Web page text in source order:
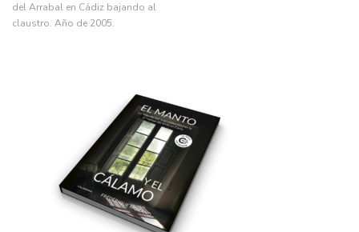
del Arrabal en Cádiz bajando al
claustro. Año de 2005.